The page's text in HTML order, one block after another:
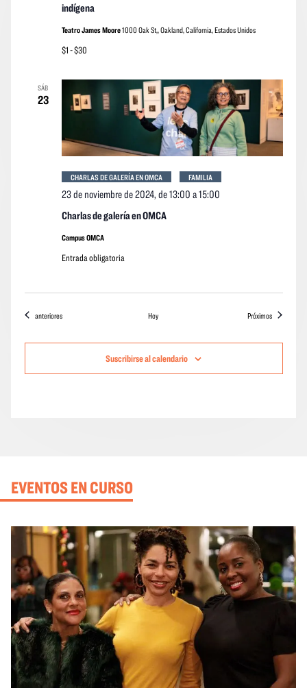
indígena
Teatro James Moore1000 Oak St,, Oakland, California, Estados Unidos
$1 - $30
SÁB
23
Charlas de galería en OMCA
23 de noviembre de 2024, de 13:00 a15:00
CHARLAS DE GALERÍA EN OMCA FAMILIA
Campus OMCA
Entrada obligatoria
Eventos
anteriores Hoy Próximoseventos
Suscribirse al calendario
EVENTOS EN CURSO